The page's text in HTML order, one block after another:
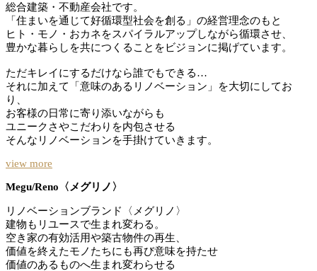
総合建築・不動産会社です。
「住まいを通じて好循環型社会を創る」の経営理念のもと
ヒト・モノ・おカネをスパイラルアップしながら循環させ、
豊かな暮らしを共につくることをビジョンに掲げています。
ただキレイにするだけなら誰でもできる…
それに加えて「意味のあるリノベーション」を大切にしてお
り、
お客様の日常に寄り添いながらも
ユニークさやこだわりを内包させる
そんなリノベーションを手掛けていきます。
view more
Megu/Reno〈メグリノ〉
リノベーションブランド〈メグリノ〉
建物もリユースで生まれ変わる。
空き家の有効活用や築古物件の再生、
価値を終えたモノたちにも再び意味を持たせ
価値のあるものへ生まれ変わらせる